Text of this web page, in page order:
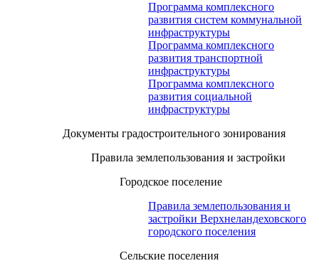
Программа комплексного
развития систем коммунальной
инфраструктуры
Программа комплексного
развития транспортной
инфраструктуры
Программа комплексного
развития социальной
инфраструктуры
Документы градостроительного зонирования
Правила землепользования и застройки
Городское поселение
Правила землепользования и
застройки Верхнеландеховского
городского поселения
Сельские поселения